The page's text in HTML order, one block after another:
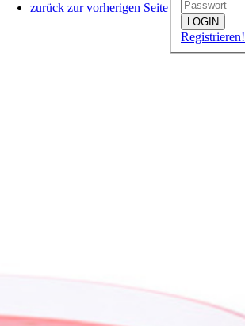
LOGIN
Registrieren!
zurück zur vorherigen Seite